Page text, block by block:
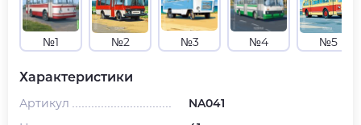
№1 №2 №3 №4 №5
Характеристики
Артикул
NA041